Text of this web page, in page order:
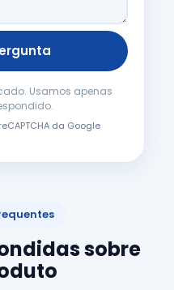
Usamos apenas
da Google
sobre